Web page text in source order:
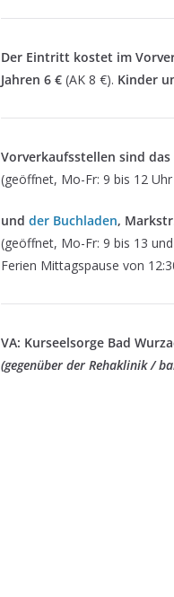
Der Eintritt kostet im
Jahren 6 € (AK 8 €). Kinder
Vorverkaufsstellen sind
(geöffnet, Mo-Fr: 9 bis 12
und der Buchladen,
(geöffnet, Mo-Fr: 9 bis 13
Ferien Mittagspause von
VA: Kurseelsorge Bad
(gegenüber der Rehaklinik /